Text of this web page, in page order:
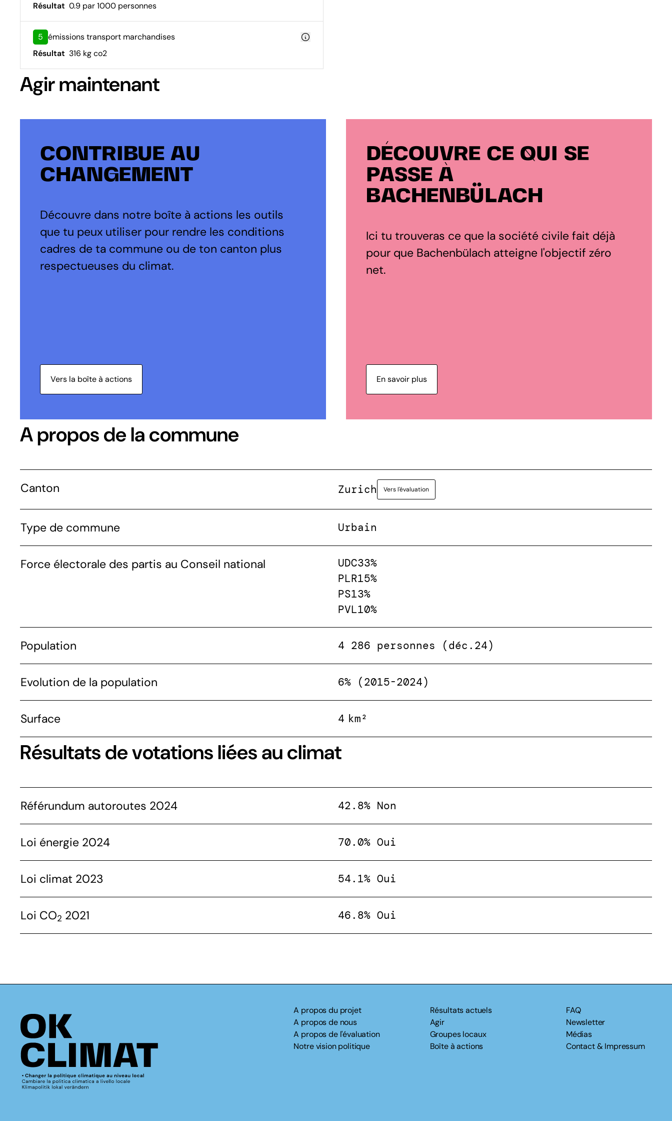
Résultat 0.9 par 1000 personnes
5 émissions transport marchandises
Résultat 316 kg co2
Agir maintenant
CONTRIBUE AU
CHANGEMENT
Découvre dans notre boîte à actions les outils
que tu peux utiliser pour rendre les conditions
cadres de ta commune ou de ton canton plus
respectueuses du climat.
Vers la boîte à actions
DÉCOUVRE CE QUI SE
PASSE À
BACHENBÜLACH
Ici tu trouveras ce que la société civile fait déjà
pour que Bachenbülach atteigne l'objectif zéro
net.
En savoir plus
A propos de la commune
Canton Zurich Vers l'évaluation
Type de commune Urbain
Force électorale des partis au Conseil national UDC33%
PLR15%
PS13%
PVL10%
Population 4 286 personnes (déc.24)
Evolution de la population 6% (2015-2024)
Surface 4 km²
Résultats de votations liées au climat
Référundum autoroutes 2024 42.8% Non
Loi énergie 2024 70.0% Oui
Loi climat 2023 54.1% Oui
Loi CO2 2021 46.8% Oui
A propos du projet
A propos de nous
A propos de l'évaluation
Notre vision politique
Résultats actuels
Agir
Groupes locaux
Boîte à actions
FAQ
Newsletter
Médias
Contact & Impressum